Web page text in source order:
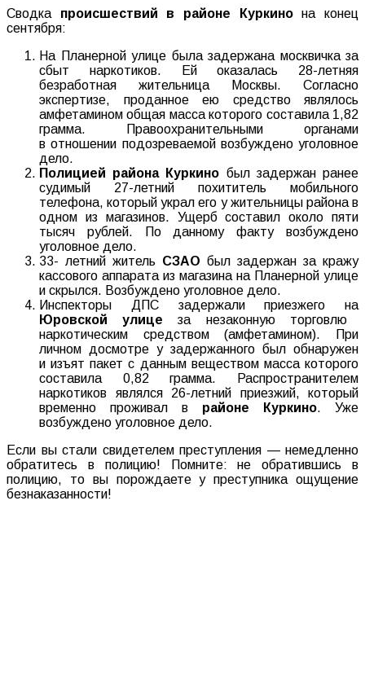
Сводка происшествий в районе Куркинона конец
сентября:
На Планерной улице была задержана москвичка за
сбыт наркотиков. Ей оказалась 28-летняя
безработная жительница Москвы. Согласно
экспертизе, проданное ею средство являлось
амфетамином общая масса которого составила 1,82
грамма. Правоохранительными органами
в отношении подозреваемой возбуждено уголовное
дело.
Полицией района Куркино был задержан ранее
судимый 27-летний похититель мобильного
телефона, который украл его у жительницы района в
одном из магазинов. Ущерб составил около пяти
тысяч рублей. По данному факту возбуждено
уголовное дело.
33- летний житель СЗАО был задержан за кражу
кассового аппарата из магазина на Планерной улице
и скрылся. Возбуждено уголовное дело.
Инспекторы ДПС задержали приезжего на
Юровской улице за незаконную торговлю
наркотическим средством (амфетамином). При
личном досмотре у задержанного был обнаружен
и изъят пакет с данным веществом масса которого
составила 0,82 грамма. Распространителем
наркотиков являлся 26-летний приезжий, который
временно проживал в районе Куркино. Уже
возбуждено уголовное дело.
Если вы стали свидетелем преступления — немедленно
обратитесь в полицию! Помните: не обратившись в
полицию, то вы порождаете у преступника ощущение
безнаказанности!